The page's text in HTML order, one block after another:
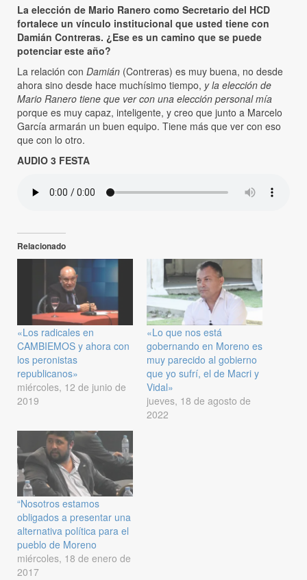
La elección de Mario Ranero como Secretario del HCD
fortalece un vínculo institucional que usted tiene con
Damián Contreras. ¿Ese es un camino que se puede
potenciar este año?
La relación con Damián (Contreras) es muy buena, no desde
ahora sino desde hace muchísimo tiempo, y la elección de
Mario Ranero tiene que ver con una elección personal mía
porque es muy capaz, inteligente, y creo que junto a Marcelo
García armarán un buen equipo. Tiene más que ver con eso
que con lo otro.
AUDIO 3 FESTA
Relacionado
«Los radicales en
CAMBIEMOS y ahora con
los peronistas
republicanos»
miércoles, 12 de junio de
2019
«Lo que nos está
gobernando en Moreno es
muy parecido al gobierno
que yo sufrí, el de Macri y
Vidal»
jueves, 18 de agosto de
2022
“Nosotros estamos
obligados a presentar una
alternativa política para el
pueblo de Moreno
miércoles, 18 de enero de
2017